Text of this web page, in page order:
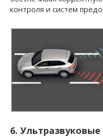
контроля и систем
6.